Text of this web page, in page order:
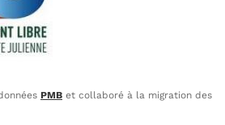
PMB et collaboré à la migration des